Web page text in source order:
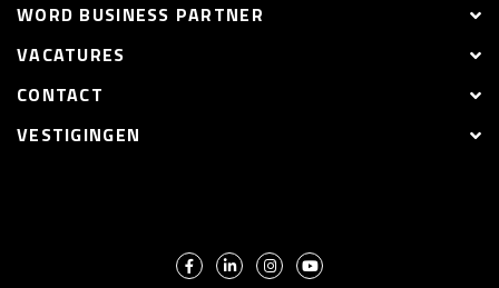
WORD BUSINESS PARTNER
VACATURES
CONTACT
VESTIGINGEN